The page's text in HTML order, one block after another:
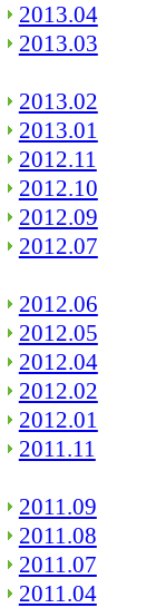
2013.04
2013.03
2013.02
2013.01
2012.11
2012.10
2012.09
2012.07
2012.06
2012.05
2012.04
2012.02
2012.01
2011.11
2011.09
2011.08
2011.07
2011.04